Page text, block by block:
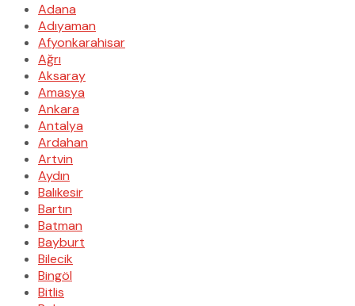
Adana
Adıyaman
Afyonkarahisar
Ağrı
Aksaray
Amasya
Ankara
Antalya
Ardahan
Artvin
Aydın
Balıkesir
Bartın
Batman
Bayburt
Bilecik
Bingöl
Bitlis